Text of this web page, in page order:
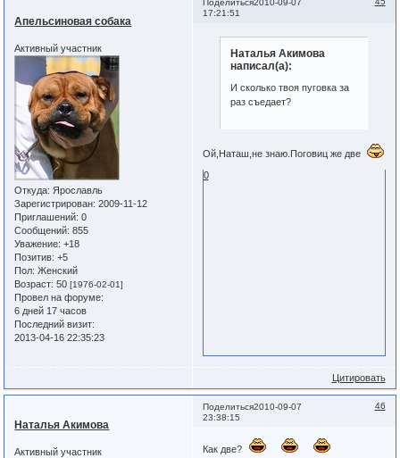
Поделиться2010-09-07
17:21:51
Апельсиновая собака
Активный участник
Откуда: Ярославль
Зарегистрирован: 2009-11-12
Приглашений: 0
Сообщений: 855
Уважение: +18
Позитив: +5
Пол: Женский
Возраст: 50[1976-02-01]
Провел на форуме:
6 дней 17 часов
Последний визит:
2013-04-16 22:35:23
Наталья Акимова
написал(а):
И сколько твоя пуговка за
раз съедает?
Ой,Наташ,не знаю.Поговиц же две
0
Цитировать
Поделиться 46
2010-09-07
23:38:15
Наталья Акимова
Активный участник
Как две?